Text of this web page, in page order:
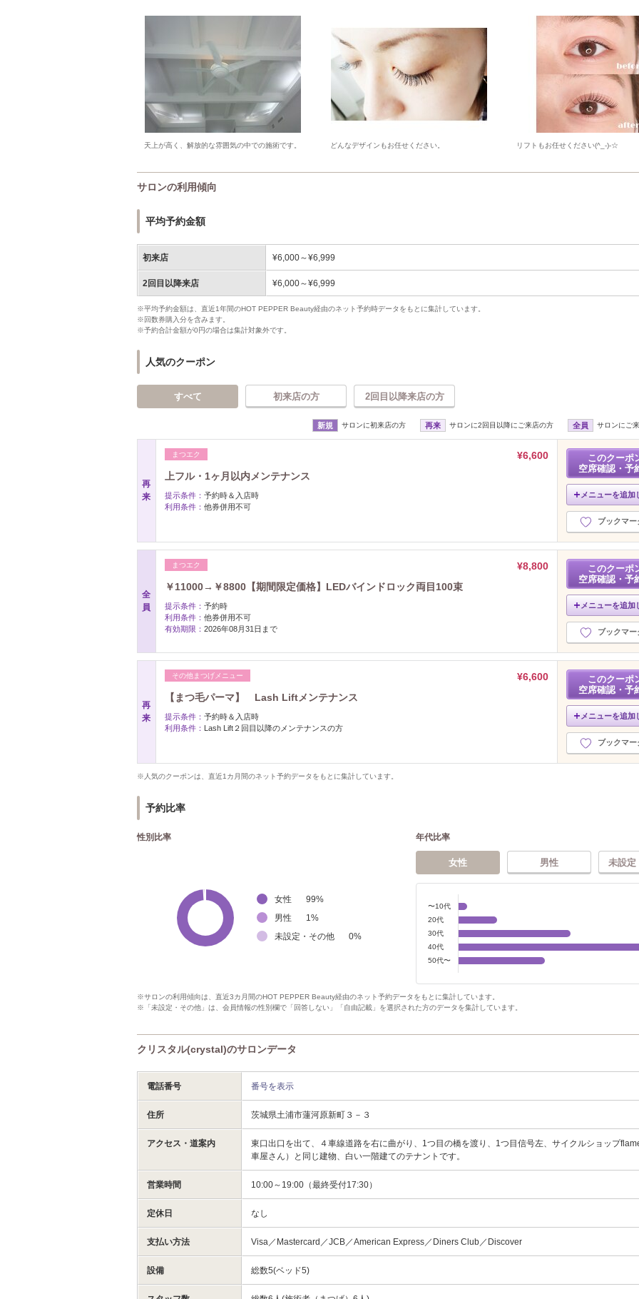
天上が高く、解放的な雰囲気の中での施術です。 どんなデザインもお任せください。 リフトもお任せください(^_-)-☆
サロンの利用傾向
平均予約金額
初来店 ¥6,000～¥6,999
2回目以降来店 ¥6,000～¥6,999
※平均予約金額は、直近1年間のHOT PEPPER Beauty経由のネット予約時データをもとに集計しています。
※回数券購入分を含みます。
※予約合計金額が0円の場合は集計対象外です。
人気のクーポン
すべて 初来店の方 2回目以降来店の方
新規 サロンに初来店の方 再来 サロンに2回目以降にご来店の方 全員 サロンにご
再
来
まつエク
¥6,600
上フル・1ヶ月以内メンテナンス
提示条件： 予約時＆入店時
利用条件： 他券併用不可
このクーポ
空席確認・予
メニューを追加
ブックマー
全
員
まつエク
¥8,800
￥11000→￥8800【期間限定価格】LEDバインドロック両目100束
提示条件： 予約時
利用条件： 他券併用不可
有効期限： 2026年08月31日まで
このクーポ
空席確認・予
メニューを追加
ブックマー
再
来
その他まつげメニュー
¥6,600
【まつ毛パーマ】 Lash Liftメンテナンス
提示条件： 予約時＆入店時
利用条件： Lash Lift２回目以降のメンテナンスの方
このクーポ
空席確認・予
メニューを追加
ブックマー
※人気のクーポンは、直近1カ月間のネット予約データをもとに集計しています。
予約比率
性別比率
女性 99%
男性
1 %
未設定・その他
0%
年代比率
女性 男性 未設定
〜10代
20代
30代
40代
50代〜
※サロンの利用傾向は、直近3カ月間のHOT PEPPER Beauty経由のネット予約データをもとに集計しています。
※「未設定・その他」は、会員情報の性別欄で「回答しない」「自由記載」を選択された方のデータを集計しています。
クリスタル(crystal)のサロンデータ
電話番号 番号を表示
住所 茨城県土浦市蓮河原新町３－３
アクセス・道案内
東口出口を出て、４車線道路を右に曲がり、1つ目の橋を渡り、1つ目信号左、サイクルショップ
車屋さん）と同じ建物、白い一階建てのテナントです。
営業時間 10:00～19:00（最終受付17:30）
定休日 なし
支払い方法 Visa／Mastercard／JCB／American Express／Diners Club／Discover
設備 総数5(ベッド5)